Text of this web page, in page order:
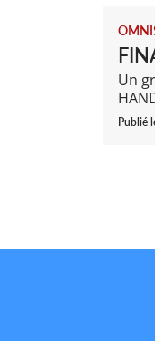
Un
Publié